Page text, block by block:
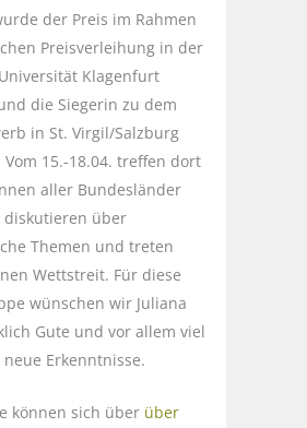
der Preis im Rahmen
Preisverleihung in der
Klagenfurt
die Siegerin zu dem
in St. Virgil/Salzburg
15.-18.04. treffen dort
aller Bundesländer
diskutieren über
Themen und treten
Wettstreit. Für diese
wünschen wir Juliana
Gute und vor allem viel
Erkenntnisse.
können sich über über